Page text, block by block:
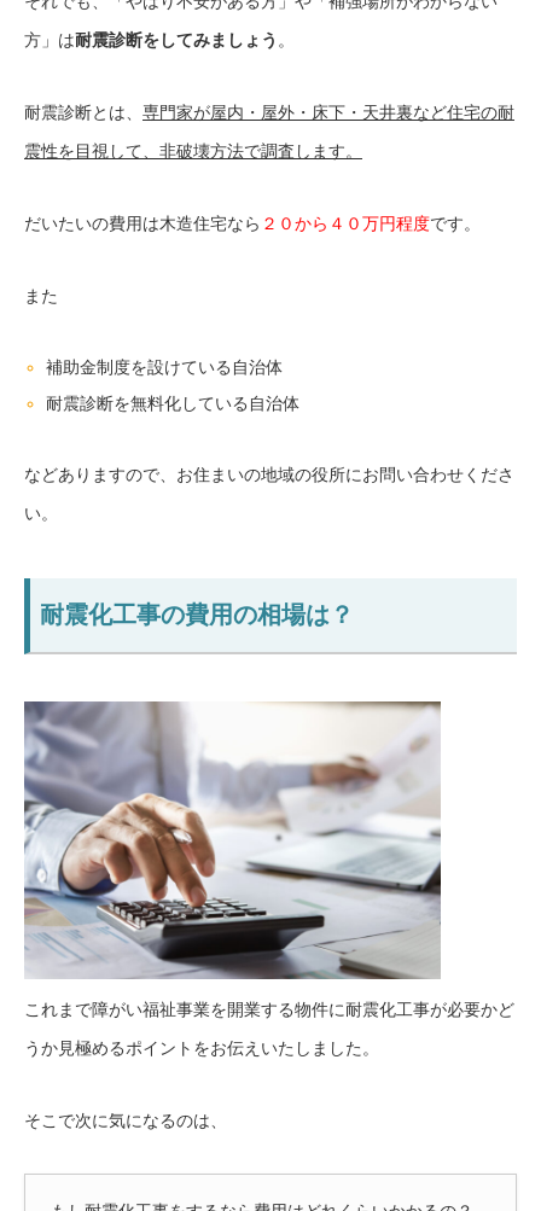
方」は耐震診断をしてみましょう 。
耐震診断とは、 専門家が屋内・屋外・床下・天井裏など住宅の耐
震性を目視して、非破壊方法で調査します。
だいたいの費用は木造住宅なら ２０から４０万円程度です。
また
補助金制度を設けている自治体
耐震診断を無料化している自治体
などありますので、お住まいの地域の役所にお問い合わせくださ
い。
耐震化工事の費用の相場は？
これまで障がい福祉事業を開業する物件に耐震化工事が必要かど
うか見極めるポイントをお伝えいたしました。
そこで次に気になるのは、